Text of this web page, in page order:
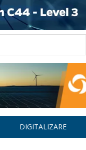
DIGITALIZARE